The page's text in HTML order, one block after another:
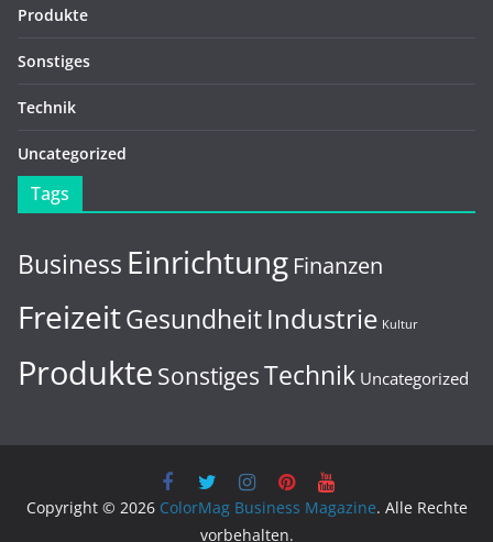
Produkte
Sonstiges
Technik
Uncategorized
Tags
Business Einrichtung Finanzen
FreizeitGesundheitIndustrie Kultur
Produkte SonstigesTechnik Uncategorized
Copyright © 2026 ColorMag Business Magazine. Alle Rechte
vorbehalten.